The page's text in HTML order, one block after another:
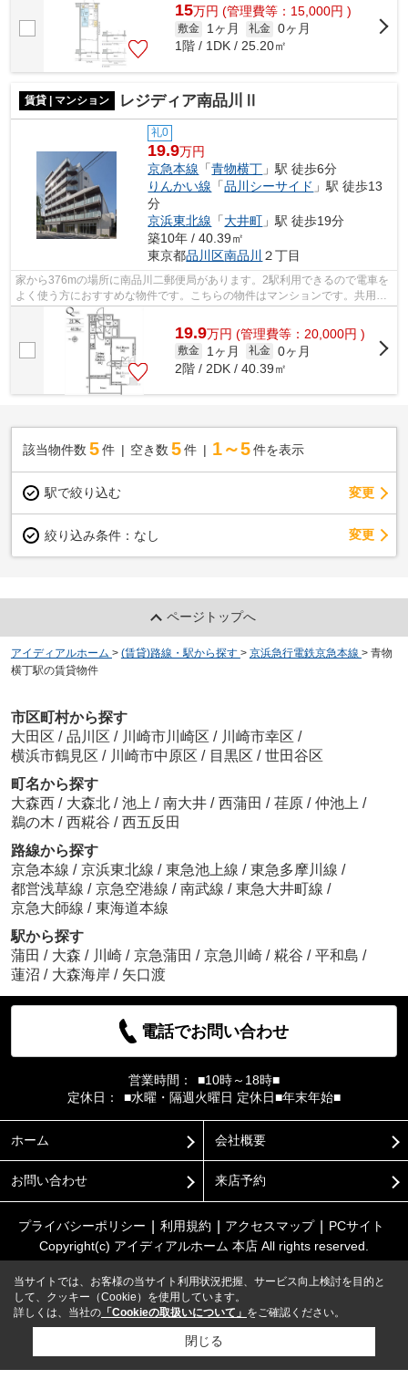
15万円 (管理費等：15,000円 )
敷金 1ヶ月 礼金 0ヶ月
1階 / 1DK / 25.20㎡
賃貸 | マンション レジディア南品川Ⅱ
礼0
19.9万円
京急本線 「青物横丁 」駅 徒歩6分
りんかい線 「品川シーサイド 」駅 徒歩13
分
京浜東北線 「大井町 」駅 徒歩19分
築10年 / 40.39㎡
東京都品川区南品川 ２丁目
家から376mの場所に南品川二郵便局があります。2駅利用できるので電車を
よく使う方におすすめな物件です。こちらの物件はマンションです。共用部
にはエレベータ・敷地内ごみ置き場など...
19.9万円 (管理費等：20,000円 )
敷金 1ヶ月 礼金 0ヶ月
2階 / 2DK / 40.39㎡
該当物件数 5件 空き数 5 件 1～5 件を表示
駅で絞り込む 変更
絞り込み条件： なし 変更
ページトップへ
アイディアルホーム > (賃貸)路線・駅から探す > 京浜急行電鉄京急本線 > 青物
横丁駅の賃貸物件
市区町村から探す
大田区 / 品川区 / 川崎市川崎区 / 川崎市幸区 /
横浜市鶴見区 / 川崎市中原区 / 目黒区 / 世田谷区
町名から探す
大森西 / 大森北 / 池上 / 南大井 / 西蒲田 / 荏原 / 仲池上 /
鵜の木 / 西糀谷 / 西五反田
路線から探す
京急本線 / 京浜東北線 / 東急池上線 / 東急多摩川線 /
都営浅草線 / 京急空港線 / 南武線 / 東急大井町線 /
京急大師線 / 東海道本線
駅から探す
蒲田 / 大森 / 川崎 / 京急蒲田 / 京急川崎 / 糀谷 / 平和島 /
蓮沼 / 大森海岸 / 矢口渡
電話でお問い合わせ
営業時間：
■10時～18時■
定休日：
■水曜・隔週火曜日 定休日■年末年始■
ホーム 会社概要
お問い合わせ 来店予約
プライバシーポリシー 利用規約 アクセスマップ
PCサイト
Copyright(c) アイディアルホーム 本店 All rights reserved.
当サイトでは、お客様の当サイト利用状況把握、サービス向上検討を目的と
して、クッキー（Cookie）を使用しています。
詳しくは、当社の 「Cookieの取扱いについて」 をご確認ください。
閉じる